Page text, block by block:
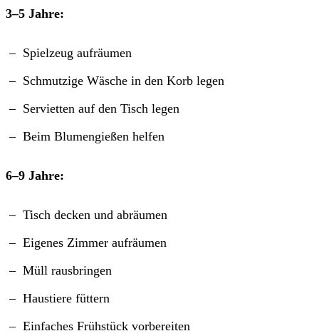
3–5 Jahre:
Spielzeug aufräumen
Schmutzige Wäsche in den Korb legen
Servietten auf den Tisch legen
Beim Blumengießen helfen
6–9 Jahre:
Tisch decken und abräumen
Eigenes Zimmer aufräumen
Müll rausbringen
Haustiere füttern
Einfaches Frühstück vorbereiten